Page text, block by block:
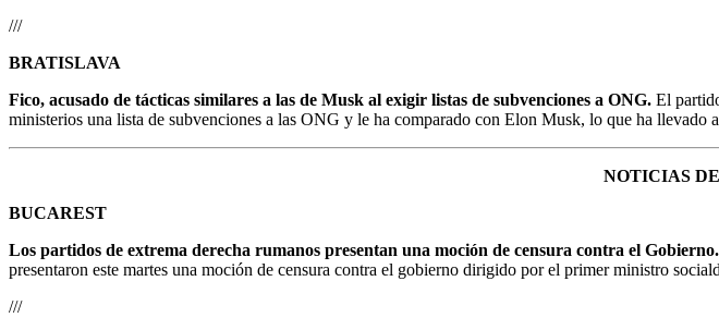
///
BRATISLAVA
Fico, acusado de tácticas similares a las de Musk al exigir listas de subvenciones a ONG. El
ministerios una lista de subvenciones a las ONG y le ha comparado con Elon Musk, lo que ha
NOTICIAS
BUCAREST
Los partidos de extrema derecha rumanos presentan una moción de censura contra el Gobierno.
presentaron este martes una moción de censura contra el gobierno dirigido por el primer ministro
///